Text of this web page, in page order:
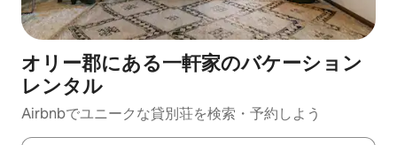
オリー郡にある一軒家のバケーション
レンタル
Airbnbでユニークな貸別荘を検索・予約しよう